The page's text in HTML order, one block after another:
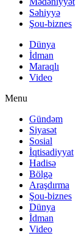
Səhiyyə
Şou-biznes
Dünya
İdman
Maraqlı
Video
Menu
Gündəm
Siyasət
Sosial
İqtisadiyyat
Hadisə
Bölgə
Araşdırma
Şou-biznes
Dünya
İdman
Video